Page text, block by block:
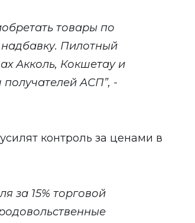
товары по
Пилотный
Акколь, Кокшетау и
АСП”, -
контроль за ценами в
за 15% торговой